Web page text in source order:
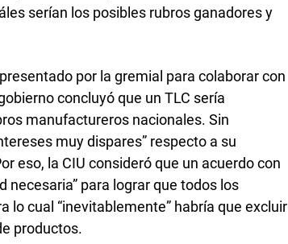
serían los posibles rubros ganadores y
por la gremial para colaborar con
concluyó que un TLC sería
manufactureros nacionales. Sin
muy dispares” respecto a su
eso, la CIU consideró que un acuerdo con
necesaria” para lograr que todos los
lo cual “inevitablemente” habría que excluir
productos.